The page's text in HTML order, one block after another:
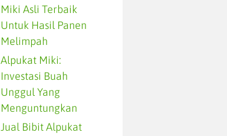
Miki Asli Terbaik
Untuk Hasil Panen
Melimpah
Alpukat Miki:
Investasi Buah
Unggul Yang
Menguntungkan
Jual Bibit Alpukat